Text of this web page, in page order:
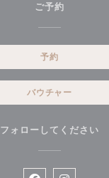
ご予約
予約
バウチャー
フォローしてください